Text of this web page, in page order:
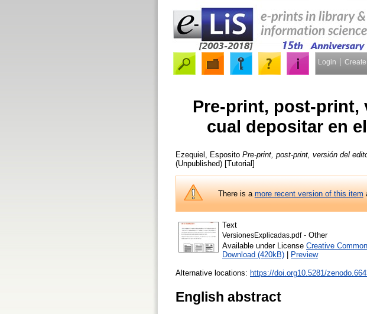
Login
Pre-print, post-print,
cual depositar en
Ezequiel, Esposito Pre-print, post-print, versión del
(Unpublished) [Tutorial]
There is amore recent version of this item
Text
VersionesExplicadas.pdf- Other
Available under License Creative
Download (420kB)
Preview
Alternative locations: https://doi.org10.5281/
English abstract